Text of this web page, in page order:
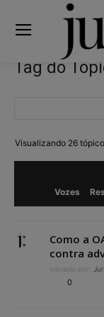
Tag do
Visualizando 26
Vozes
Como a
contra
Iniciado por:
0